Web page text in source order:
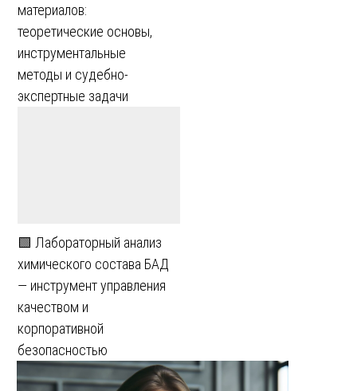
материалов:
теоретические основы,
инструментальные
методы и судебно-
экспертные задачи
🟩 Лабораторный анализ
химического состава БАД
— инструмент управления
качеством и
корпоративной
безопасностью